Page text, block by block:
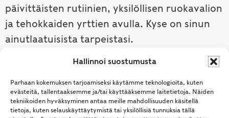
Hallinnoi suostumusta
Parhaan kokemuksen tarjoamiseksi käytämme teknologioita, kuten
evästeitä, tallentaaksemme ja/tai käyttääksemme laitetietoja. Näiden
tekniikoiden hyväksyminen antaa meille mahdollisuuden käsitellä
tietoja, kuten selauskäyttäytymistä tai yksilöllisiä tunnuksia tällä
päivittäisten rutiinien, yksilöllisen ruokavalion
ja tehokkaiden yrttien avulla. Kyse on sinun
ainutlaatuisista tarpeistasi.
Tutustu ayurvedaan →